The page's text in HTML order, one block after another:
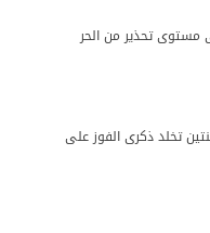
مستوى تحذير من الحر
تخلد ذكرى الفوز على